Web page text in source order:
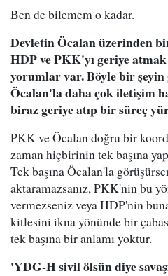
Ben de bilemem o kadar.
Devletin Öcalan üzerinden
HDP ve PKK'yı geriye
yorumlar var. Böyle bir şeyin
Öcalan'la daha çok iletişim
biraz geriye atıp bir süreç
PKK ve Öcalan doğru bir
zaman hiçbirinin tek başına
Tek başına Öcalan'la
aktaramazsanız, PKK'nin bu
vermezseniz veya HDP'nin
kitlesini ikna yönünde bir
tek başına bir anlamı yoktur.
'YDG-H sivil ölsün diye